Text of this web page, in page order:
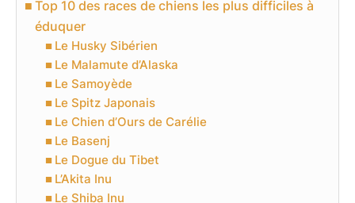
Top 10 des races de chiens les plus difficiles à
éduquer
Le Husky Sibérien
Le Malamute d’Alaska
Le Samoyède
Le Spitz Japonais
Le Chien d’Ours de Carélie
Le Basenj
Le Dogue du Tibet
L’Akita Inu
Le Shiba Inu